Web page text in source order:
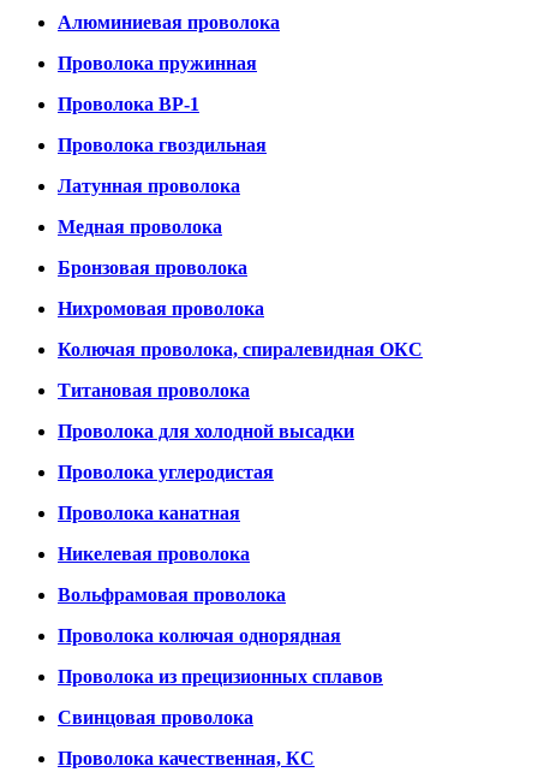
Алюминиевая проволока
Проволока пружинная
Проволока ВР-1
Проволока гвоздильная
Латунная проволока
Медная проволока
Бронзовая проволока
Нихромовая проволока
Колючая проволока, спиралевидная ОКС
Титановая проволока
Проволока для холодной высадки
Проволока углеродистая
Проволока канатная
Никелевая проволока
Вольфрамовая проволока
Проволока колючая однорядная
Проволока из прецизионных сплавов
Свинцовая проволока
Проволока качественная, КС